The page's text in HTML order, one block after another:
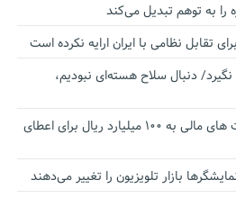
را به توهم تبدیل می‌کند
تقابل نظامی با ایران ارایه نکرده است
دنبال سلاح هسته‌ای نبودیم،
آستانه الزام به دریافت صورت های مالی به ۱۰۰ میلیارد ریال برای اعطای
بازار تلویزیون را تغییر می‌دهند